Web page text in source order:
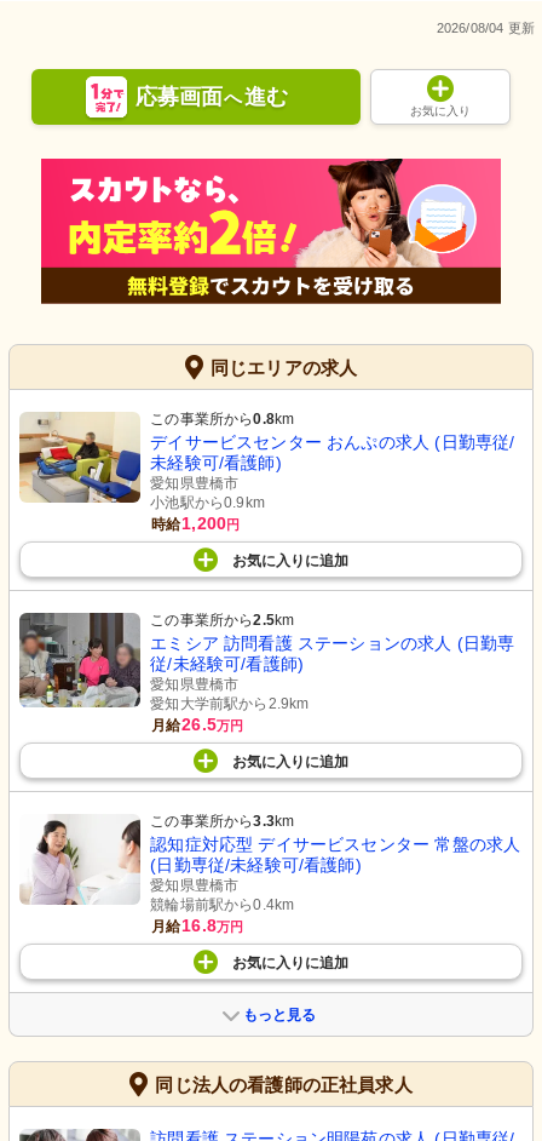
2026/08/04 更新
応募画面へ進む
お気に入り
同じエリアの求人
この事業所から0.8km
デイサービスセンター おんぷの求人 (日勤専従/
未経験可/看護師)
愛知県豊橋市
小池駅から0.9km
時給1,200円
お気に入り に追加
この事業所から2.5km
エミシア 訪問看護 ステーションの求人 (日勤専
従/未経験可/看護師)
愛知県豊橋市
愛知大学前駅から2.9km
月給26.5万円
お気に入り に追加
この事業所から3.3km
認知症対応型 デイサービスセンター 常盤の求人
(日勤専従/未経験可/看護師)
愛知県豊橋市
競輪場前駅から0.4km
月給16.8万円
お気に入り に追加
もっと見る
同じ法人の看護師の正社員求人